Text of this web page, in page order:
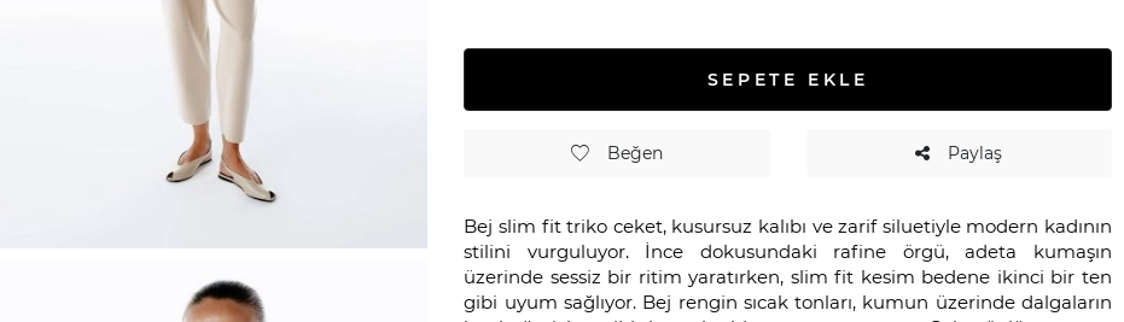
SEPETE EKLE
Beğen Paylaş
Bej slim fit triko ceket, kusursuz kalıbı ve zarif siluetiyle modern kadının
stilini vurguluyor. İnce dokusundaki rafine örgü, adeta kumaşın
üzerinde sessiz bir ritim yaratırken, slim fit kesim bedene ikinci bir ten
gibi uyum sağlıyor. Bej rengin sıcak tonları, kumun üzerinde dalgaların